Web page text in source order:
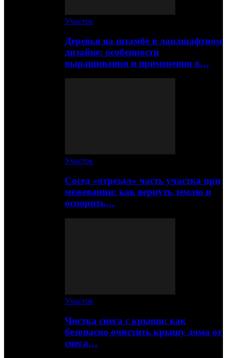
Участок
Деревья на штамбе в ландшафтном
дизайне: особенности
выращивания и применения в…
Участок
Сосед «отрезал» часть участка при
межевании: как вернуть землю и
оспорить…
Участок
Чистка снега с крыши: как
безопасно очистить крышу дома от
снега…